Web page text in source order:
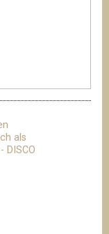
als
DISCO